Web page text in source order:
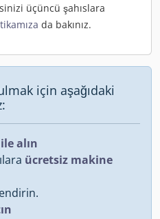
üçüncü şahıslara
da bakınız.
için aşağıdaki
alın
ücretsiz makine